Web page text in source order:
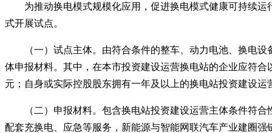
为推动换电模式规模化应用，促进换电模式健康可持续运
式开展试点。
（一）试点主体。由符合条件的整车、动力电池、换电设
体申报材料。其中，在本市投资建设运营换电站的企业应符
元；自身或实际控股股东拥有一年及以上的换电站投资建设
（二）申报材料。包含换电站投资建设运营主体条件符合
配套充换电、应急等服务，新能源与智能网联汽车产业建圈强